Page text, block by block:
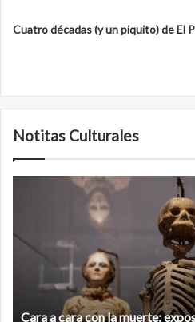
Cuatro décadas (y un piquito) de El
Notitas Culturales
exposición en el Museo